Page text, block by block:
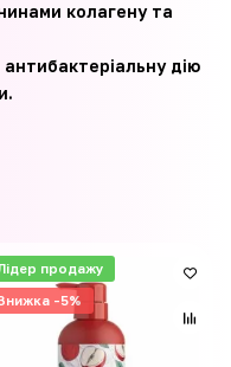
колагену та
дію
продажу
-5%